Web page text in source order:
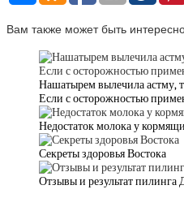
Вам также может быть
Нашатырем вылечила астму,
Если с осторожностью
Недостаток молока у
Секреты здоровья Востока
Отзывы и результат пилинга